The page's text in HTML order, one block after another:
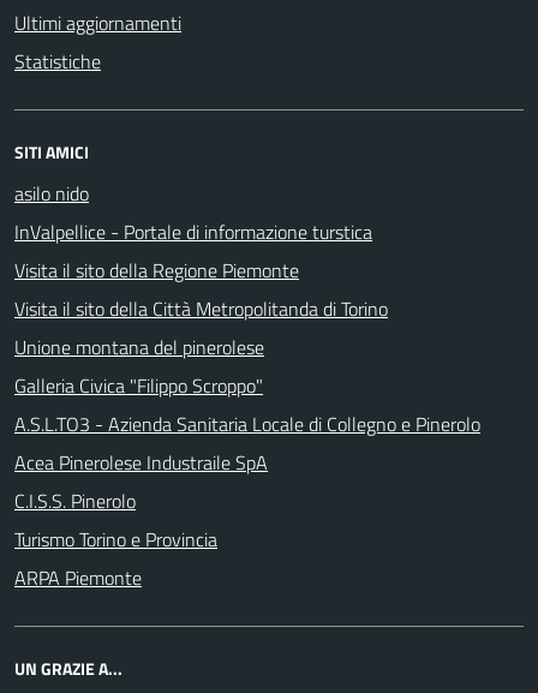
Ultimi aggiornamenti
Statistiche
SITI AMICI
asilo nido
InValpellice - Portale di informazione turstica
Visita il sito della Regione Piemonte
Visita il sito della Città Metropolitanda di Torino
Unione montana del pinerolese
Galleria Civica "Filippo Scroppo"
A.S.L.TO3 - Azienda Sanitaria Locale di Collegno e Pinerolo
Acea Pinerolese Industraile SpA
C.I.S.S. Pinerolo
Turismo Torino e Provincia
ARPA Piemonte
UN GRAZIE A...